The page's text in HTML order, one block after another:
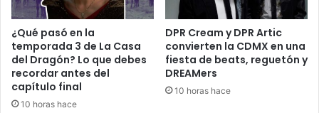
'
R
a
n
g
r
a
m
a
d
e
⁠¿Qué pasó en la
temporada 3 de La Casa
del Dragón? Lo que debes
recordar antes del
capítulo final
10 horas hace
DPR Cream y DPR Artic
convierten la CDMX en una
fiesta de beats, reguetón y
DREAMers
10 horas hace